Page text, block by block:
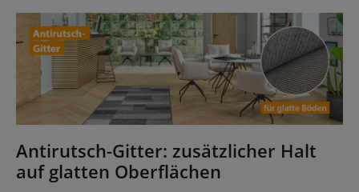
Antirutsch-Gitter: zusätzlicher Halt
auf glatten Oberflächen